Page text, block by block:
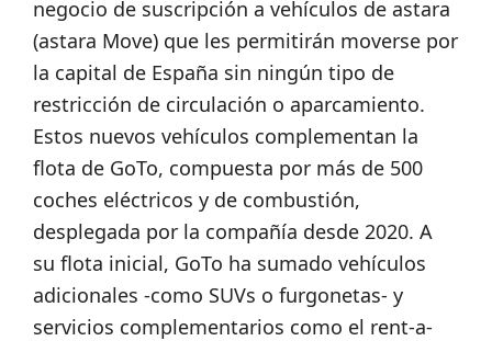
negocio de suscripción a vehículos de astara
(astara Move) que les permitirán moverse por
la capital de España sin ningún tipo de
restricción de circulación o aparcamiento.
Estos nuevos vehículos complementan la
flota de GoTo, compuesta por más de 500
coches eléctricos y de combustión,
desplegada por la compañía desde 2020. A
su flota inicial, GoTo ha sumado vehículos
adicionales -como SUVs o furgonetas- y
servicios complementarios como el rent-a-